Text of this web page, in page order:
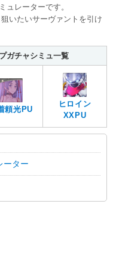
ュレーターです。
いたいサーヴァントを引け
ガチャシミュ一覧
頼光PU
ヒロイン
XXPU
ーター